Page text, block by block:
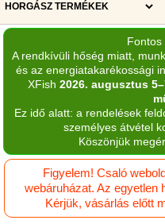
Fontos
A rendkívüli hőség miatt,
és az energiatakarékossági
XFish 2026. augusztus
Ez idő alatt: a rendelések
személyes átvétel
Köszönjük
Figyelem! Csaló
webáruházat. Az egyetlen
Kérjük, vásárlás előtt